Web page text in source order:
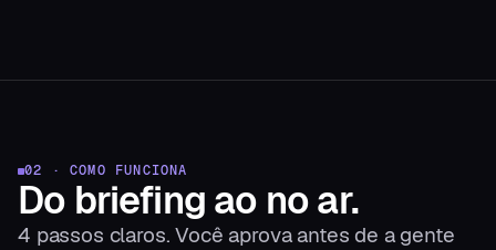
02 · COMO FUNCIONA
Do briefing ao no ar.
4 passos claros. Você aprova antes de a gente